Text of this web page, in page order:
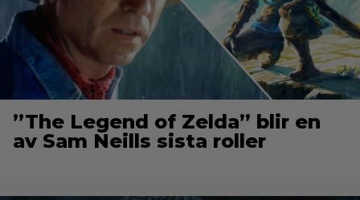
”The Legend of Zelda” blir en
av Sam Neills sista roller